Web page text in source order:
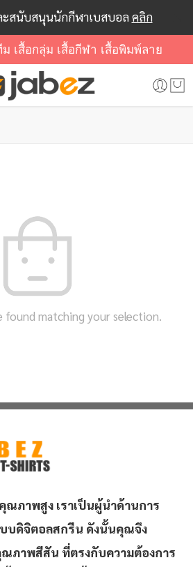
ะสนับสนุนนักกีฬาเบสบอล คลิก
เสื้อกลุ่ม เสื้อกีฬา เสื้อพิมพ์ลาย
found matching your selection.
ภาพสูง เราเป็นผู้นำด้านการ
บดิจิตอลสกรีน ดังนั้นคุณจึง
ภาพสีสัน ที่ตรงกับความต้องการ